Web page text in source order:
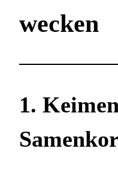
wecken
1.